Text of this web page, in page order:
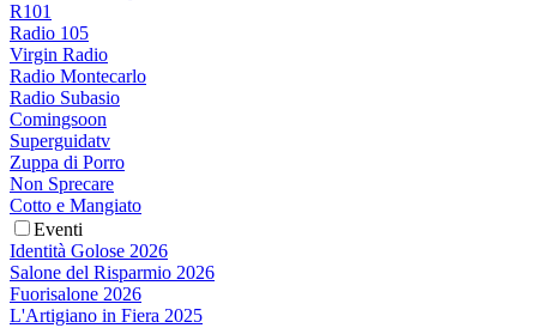
R101
Radio 105
Virgin Radio
Radio Montecarlo
Radio Subasio
Comingsoon
Superguidatv
Zuppa di Porro
Non Sprecare
Cotto e Mangiato
Eventi
Identità Golose 2026
Salone del Risparmio 2026
Fuorisalone 2026
L'Artigiano in Fiera 2025